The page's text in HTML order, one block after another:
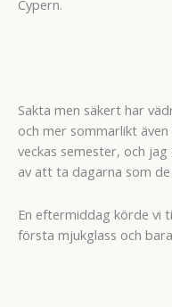
Cypern.
Sakta men säkert har
och mer sommarlikt
veckas semester, och
av att ta dagarna som
En eftermiddag körde vi
första mjukglass och